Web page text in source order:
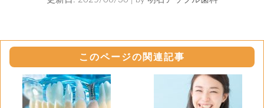
このページの関連記事